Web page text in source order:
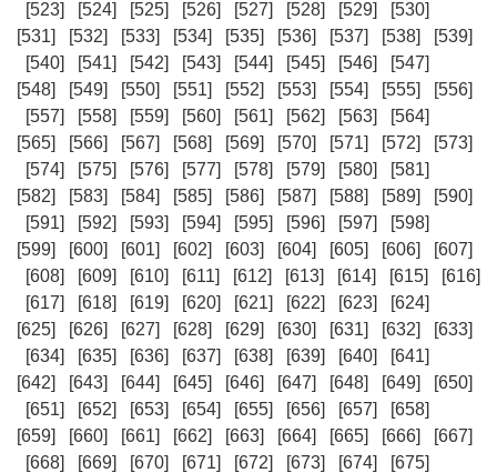
[523]
[524] [525] [526] [527] [528] [529]
[530]
[531]
[532] [533] [534] [535] [536] [537] [538]
[539]
[540]
[541] [542] [543] [544] [545] [546]
[547]
[548]
[549] [550] [551] [552] [553] [554] [555]
[556]
[557]
[558] [559] [560] [561] [562] [563]
[564]
[565]
[566] [567] [568] [569] [570] [571] [572]
[573]
[574]
[575] [576] [577] [578] [579] [580]
[581]
[582]
[583] [584] [585] [586] [587] [588] [589]
[590]
[591]
[592] [593] [594] [595] [596] [597]
[598]
[599]
[600] [601] [602] [603] [604] [605] [606]
[607]
[608]
[609] [610] [611] [612] [613] [614] [615]
[616]
[617]
[618] [619] [620] [621] [622] [623]
[624]
[625]
[626] [627] [628] [629] [630] [631] [632]
[633]
[634]
[635] [636] [637] [638] [639] [640]
[641]
[642]
[643] [644] [645] [646] [647] [648] [649]
[650]
[651]
[652] [653] [654] [655] [656] [657]
[658]
[659]
[660] [661] [662] [663] [664] [665] [666]
[667]
[668]
[669] [670] [671] [672] [673] [674]
[675]